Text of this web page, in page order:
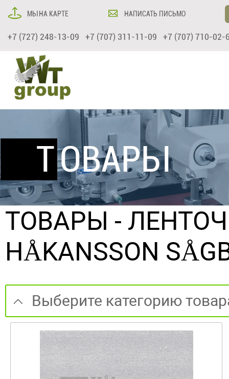
МЫ НА КАРТЕ НАПИСАТЬ ПИСЬМО
+7 (727) 248-13-09 +7 (707) 311-11-09 +7 (707) 710-02-
ТОВАРЫ
ТОВАРЫ -
HÅKANSSON
Выберите категорию